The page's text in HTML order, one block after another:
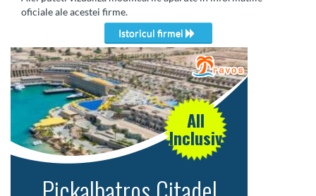
oficiale ale acestei firme.
Istoricul firmei